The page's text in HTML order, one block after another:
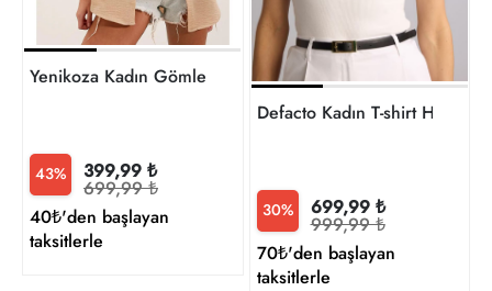
Yenikoza Kadın Gömlek
43% 399,99 ₺
699,99 ₺
40₺'den başlayan
taksitlerle
Defacto Kadın T-shirt
30% 699,99 ₺
999,99 ₺
70₺'den başlayan
taksitlerle